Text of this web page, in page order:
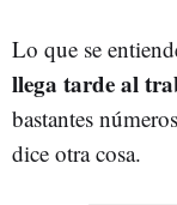
Lo que se
llega tarde al
bastantes
dice otra cosa.